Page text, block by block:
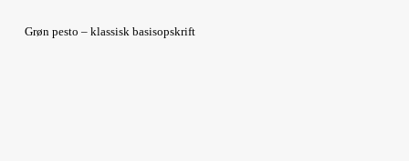
Grøn pesto – klassisk basisopskrift